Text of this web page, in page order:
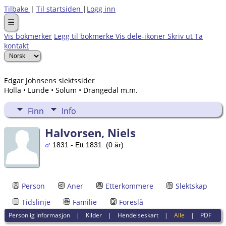
Tilbake | Til startsiden | Logg inn
☰
Vis bokmerker Legg til bokmerke Vis dele-ikoner Skriv ut Ta
kontakt
Edgar Johnsens slektssider
Holla • Lunde • Solum • Drangedal m.m.
Finn Info
Halvorsen, Niels
1831 - Ett 1831 (0 år)
Person Aner Etterkommere
Slektskap
Tidslinje
Familie Foreslå
Personlig informasjon | Kilder | Hendelseskart |Alle | PDF